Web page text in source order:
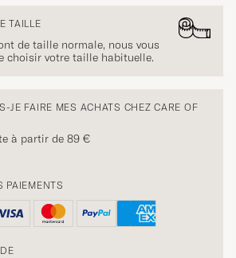
TAILLE
de taille normale, nous vous
choisir votre taille habituelle.
JE FAIRE MES ACHATS CHEZ CARE OF
à partir de 89 €
PAIEMENTS